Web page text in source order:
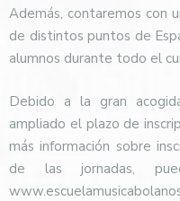
Además, contaremos con
de distintos puntos de
alumnos durante todo el
Debido a la gran
ampliado el plazo de
más información sobre
de las jornadas,